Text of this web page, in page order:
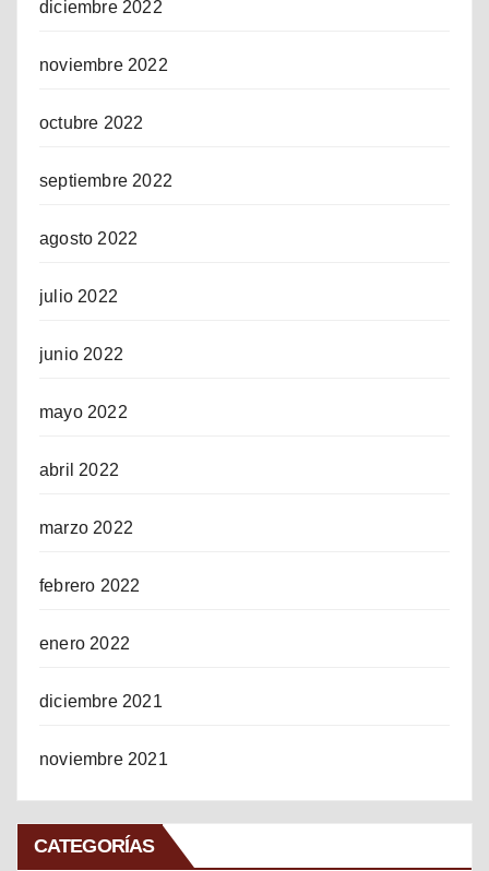
diciembre 2022
noviembre 2022
octubre 2022
septiembre 2022
agosto 2022
julio 2022
junio 2022
mayo 2022
abril 2022
marzo 2022
febrero 2022
enero 2022
diciembre 2021
noviembre 2021
CATEGORÍAS